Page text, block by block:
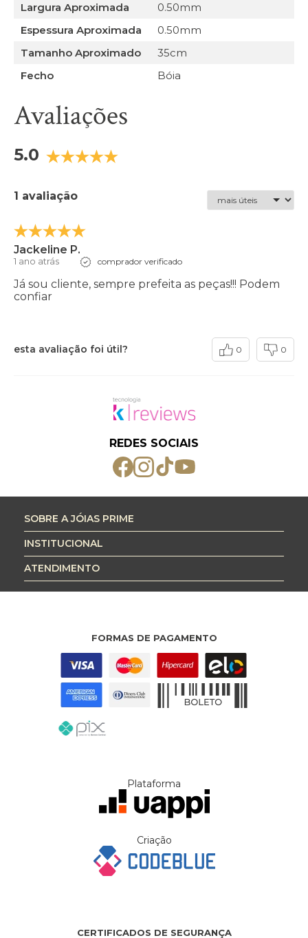
Largura Aproximada
0.50mm
Espessura Aproximada
0.50mm
Tamanho Aproximado
35cm
Fecho
Bóia
Avaliações
5.0
1 avaliação
Jackeline P.
1 ano atrás comprador verificado
Já sou cliente, sempre prefeita as peças!!! Podem
confiar
esta avaliação foi útil? 0 0
REDES SOCIAIS
SOBRE A JÓIAS PRIME
INSTITUCIONAL
ATENDIMENTO
FORMAS DE PAGAMENTO
Plataforma
Criação
CERTIFICADOS DE SEGURANÇA